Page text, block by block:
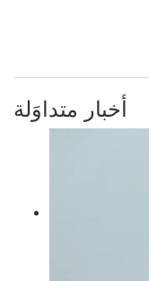
أخبار متداوَلة